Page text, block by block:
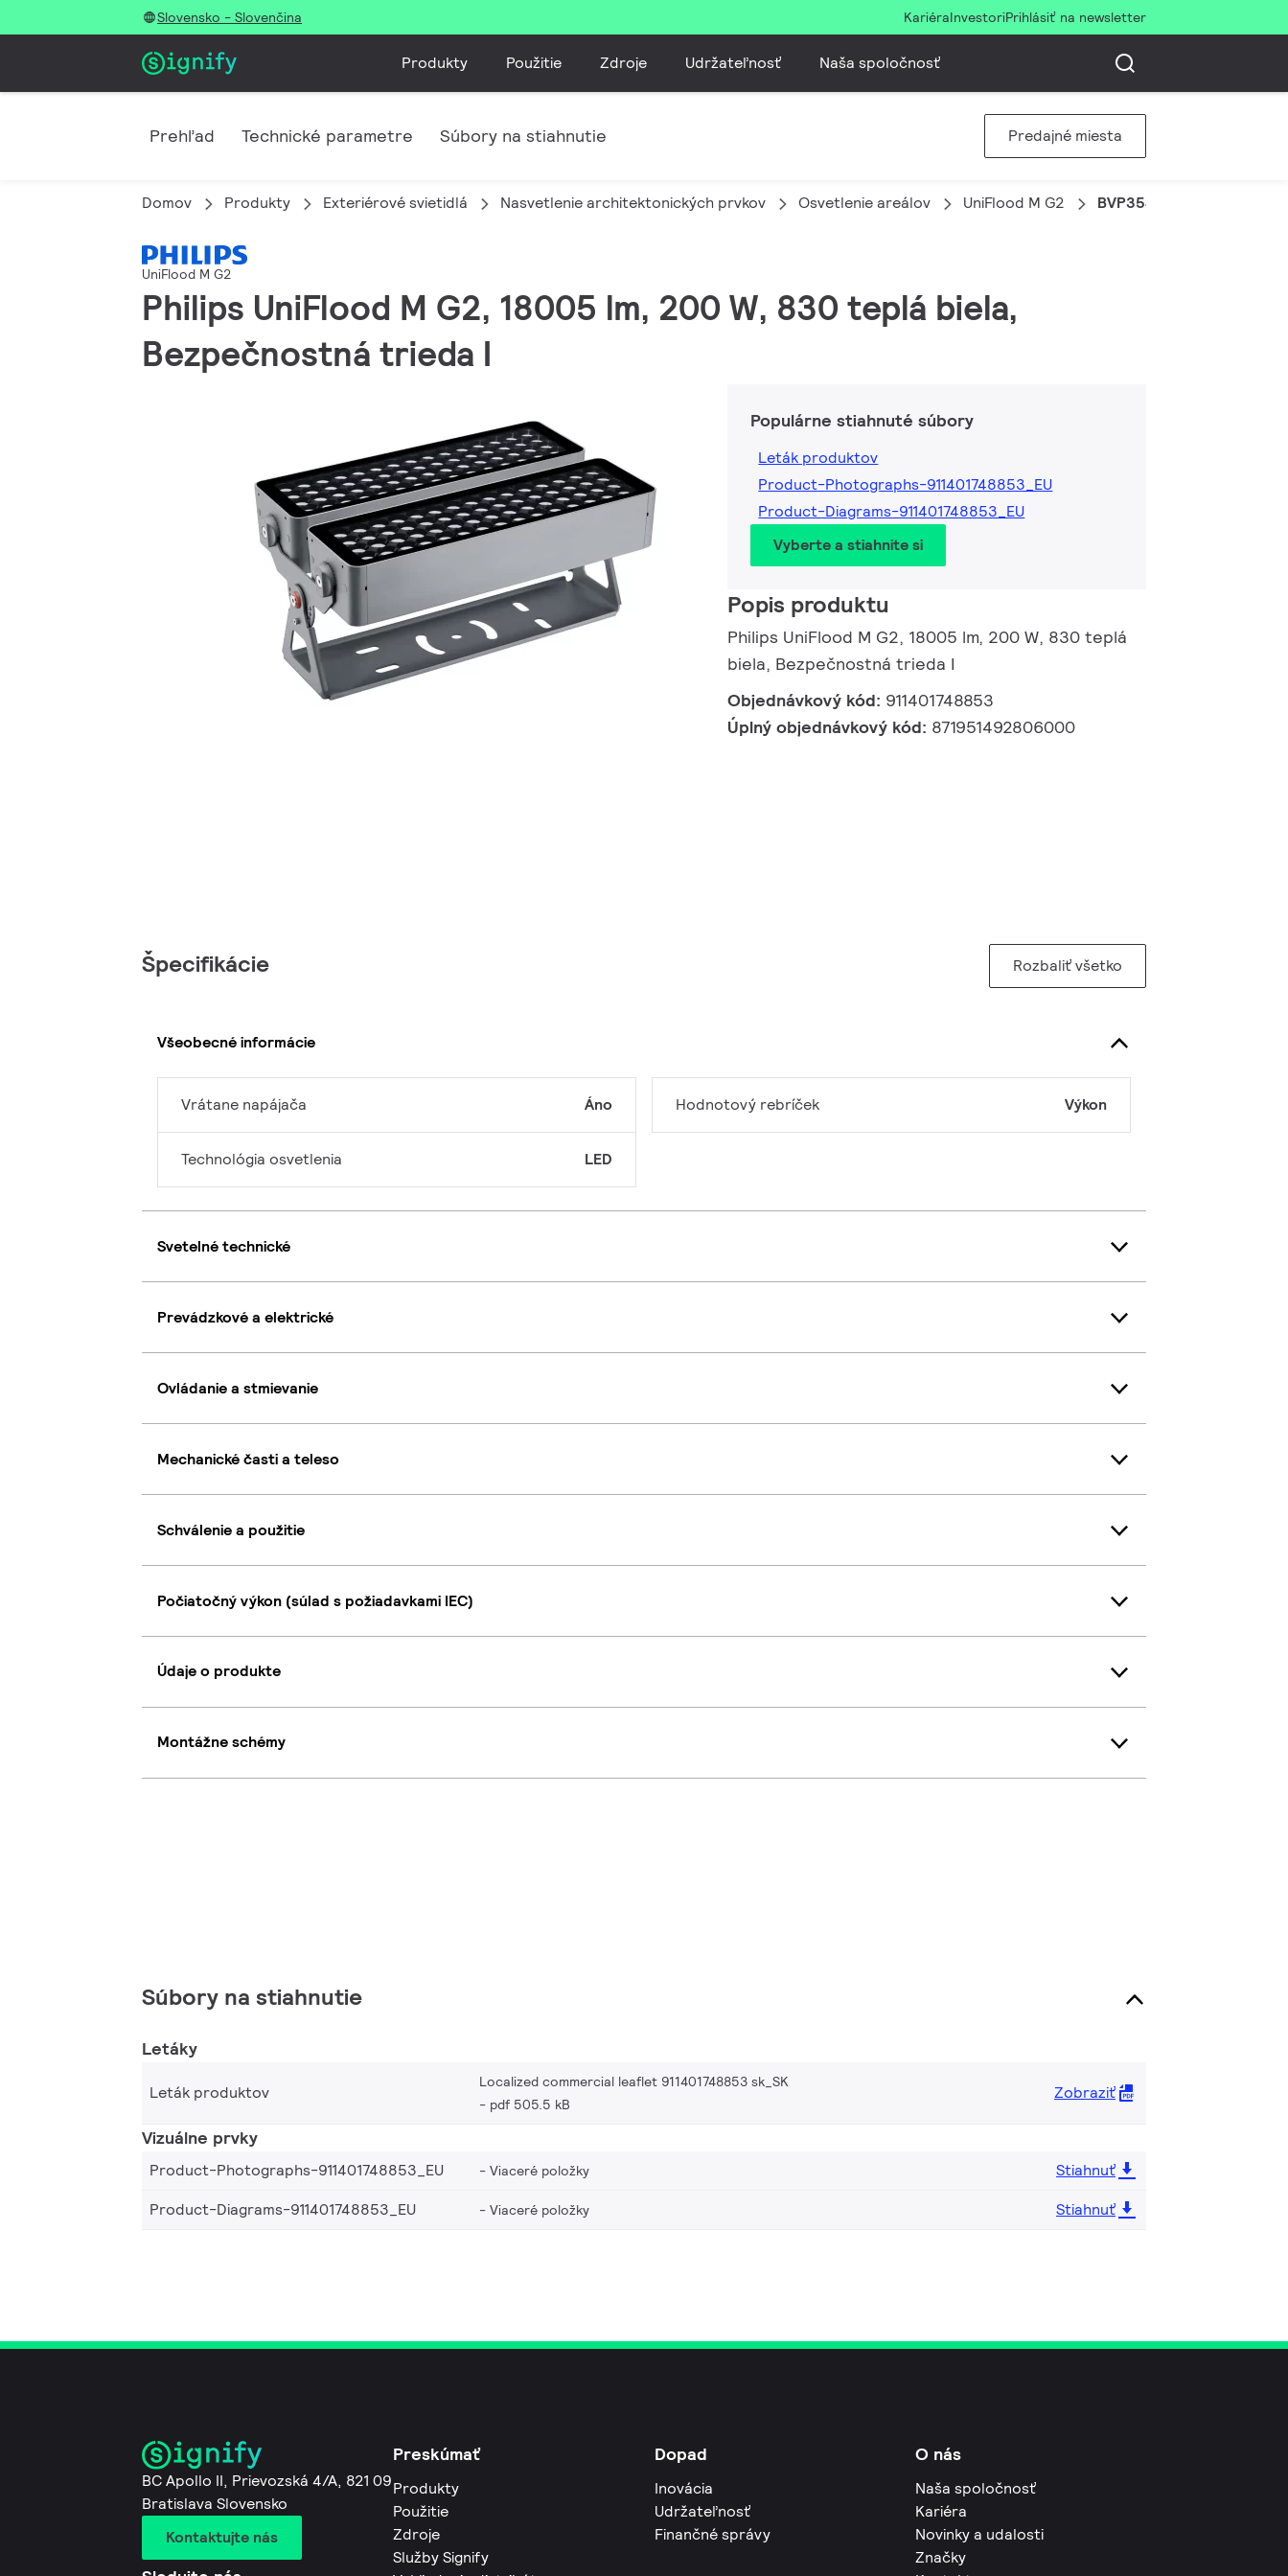
Slovensko - Slovenčina KariéraInvestoriPrihlásiť na newsletter
Produkty Použitie Zdroje Udržateľnosť Naša spoločnosť
Prehľad Technické parametre Súbory na stiahnutie Predajné miesta
Domov Produkty Exteriérové svietidlá Nasvetlenie architektonických prvkov Osvetlenie areálov UniFlood M G2 BVP354 96LED 30K 220V
UniFlood M G2
Philips UniFlood M G2, 18005 lm, 200 W, 830 teplá biela,
Bezpečnostná trieda I
Populárne stiahnuté súbory
Leták produktov
Product-Photographs-911401748853_EU
Product-Diagrams-911401748853_EU
Vyberte a stiahnite si
Popis produktu
Philips UniFlood M G2, 18005 lm, 200 W, 830 teplá
biela, Bezpečnostná trieda I
Objednávkový kód: 911401748853
Úplný objednávkový kód: 871951492806000
Špecifikácie Rozbaliť všetko
Všeobecné informácie
Vrátane napájača Áno
Technológia osvetlenia LED
Hodnotový rebríček Výkon
Svetelné technické
Prevádzkové a elektrické
Ovládanie a stmievanie
Mechanické časti a teleso
Schválenie a použitie
Počiatočný výkon (súlad s požiadavkami IEC)
Údaje o produkte
Montážne schémy
Súbory na stiahnutie
Letáky
Leták produktov
Localized commercial leaflet 911401748853 sk_SK
pdf 505.5 kB
Zobraziť
Vizuálne prvky
Product-Photographs-911401748853_EU Viaceré položky
Stiahnuť
Product-Diagrams-911401748853_EU
Viaceré položky Stiahnuť
BC Apollo II, Prievozská 4/A, 821 09
Bratislava Slovensko
Kontaktujte nás
Preskúmať
Produkty
Použitie
Zdroje
Služby Signify
Dopad
Inovácia
Udržateľnosť
Finančné správy
O nás
Naša spoločnosť
Kariéra
Novinky a udalosti
Značky